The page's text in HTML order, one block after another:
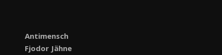
Antimensch
Fjodor Jähne